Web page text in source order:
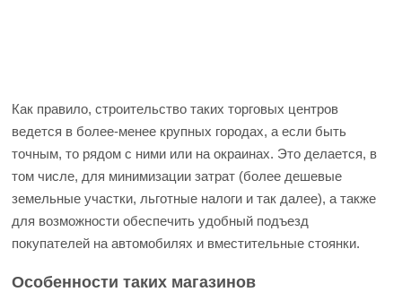
Как правило, строительство таких торговых центров
ведется в более-менее крупных городах, а если быть
точным, то рядом с ними или на окраинах. Это делается, в
том числе, для минимизации затрат (более дешевые
земельные участки, льготные налоги и так далее), а также
для возможности обеспечить удобный подъезд
покупателей на автомобилях и вместительные стоянки.
Особенности таких магазинов